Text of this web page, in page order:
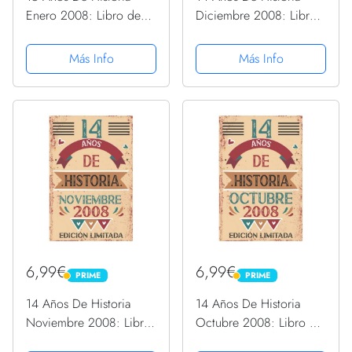
Enero 2008: Libro de
páginas de
felicitaciones, idea de
regalo, regalo Para la
madre
Más Info
Diciembre 2008: Libro
páginas de
felicitaciones, idea de
regalo, regalo Para la
madre
Más Info
6,99€ PRIME
PRIME
14 Años De Historia
Noviembre 2008: Libro
6,99€ PRIME
PRIME
14 Años De Historia
Octubre 2008: Libro de